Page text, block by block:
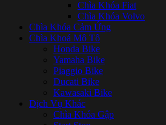
Chìa Khóa Fiat
Chìa Khóa Volvo
Chìa Khóa Cảm Ứng
Chìa Khoá Mô Tô
Honda Bike
Yamaha Bike
Piaggio Bike
Ducati Bike
Kawasaki Bike
Dịch Vụ Khác
Chìa Khóa Gập